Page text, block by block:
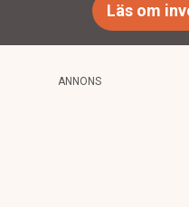
Läs om
ANNONS